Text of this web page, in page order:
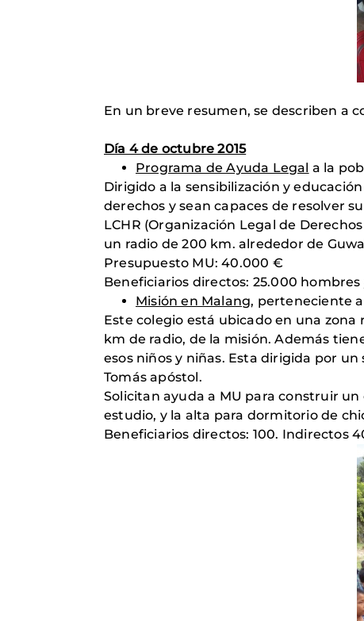
En un breve resumen, se describen a
Día 4 de octubre 2015
Programa de Ayuda Legal a la
Dirigido a la sensibilización y
derechos y sean capaces de resolver
LCHR (Organización Legal de
un radio de 200 km. alrededor de
Presupuesto MU: 40.000 €
Beneficiarios directos: 25.000
Misión en Malang, perteneciente
Este colegio está ubicado en una
km de radio, de la misión. Además
esos niños y niñas. Esta dirigida por
Tomás apóstol.
Solicitan ayuda a MU para construir
estudio, y la alta para dormitorio de
Beneficiarios directos: 100. Indirectos